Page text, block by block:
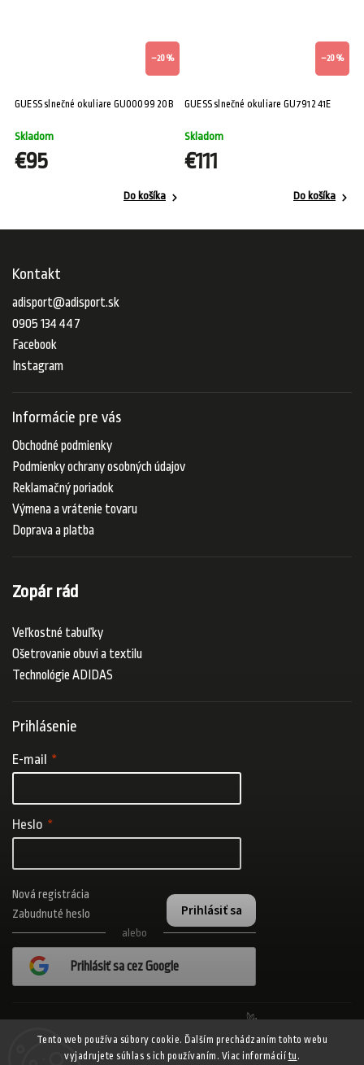
Tento web používa súbory cookie. Ďalším prechádzaním tohto webu
vyjadrujete súhlas s ich používaním. Viac informácií tu .
–20 %
GUESS slnečné okuliare GU00099 20B
Skladom
€95
Do košíka
–20 %
GUESS slnečné okuliare GU7912 41E
Skladom
€111
Do košíka
Kontakt
adisport@adisport.sk
0905 134 447
Facebook
Instagram
Informácie pre vás
Obchodné podmienky
Podmienky ochrany osobných údajov
Reklamačný poriadok
Výmena a vrátenie tovaru
Doprava a platba
Zopár rád
Veľkostné tabuľky
Ošetrovanie obuvi a textilu
Technológie ADIDAS
Prihlásenie
E-mail
Heslo
Prihlásiť sa
Nová registrácia
Zabudnuté heslo
alebo
Prihlásiť sa cez Google